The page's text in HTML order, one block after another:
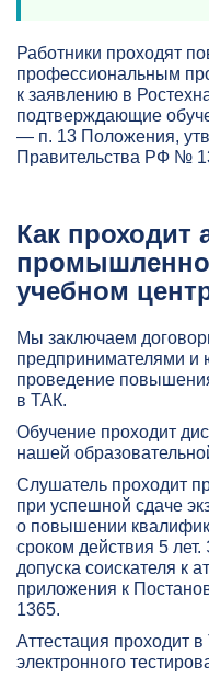
Работники проходят
профессиональным
к заявлению в
подтверждающие
— п. 13 Положения,
Правительства РФ №
Как проходит
учебном
Мы заключаем
предпринимателями и
проведение
в ТАК.
Обучение проходит
нашей
Слушатель проходит
при успешной сдаче
о повышении
сроком действия 5
допуска соискателя к
приложения к
1365.
Аттестация проходит
электронного